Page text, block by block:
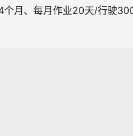
个月、每月作业20天/行驶